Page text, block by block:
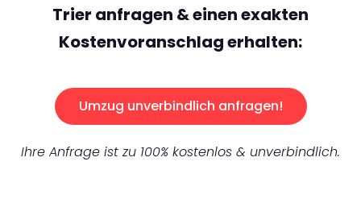
Trier anfragen & einen exakten
Kostenvoranschlag erhalten:
Umzug unverbindlich anfragen!
Ihre Anfrage ist zu 100% kostenlos & unverbindlich.